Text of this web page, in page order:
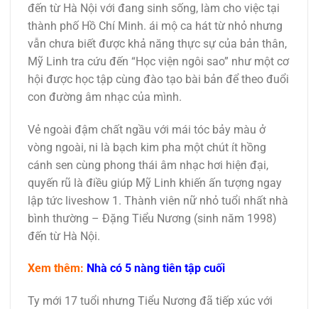
đến từ Hà Nội với đang sinh sống, làm cho việc tại
thành phố Hồ Chí Minh. ái mộ ca hát từ nhỏ nhưng
vẫn chưa biết được khả năng thực sự của bản thân,
Mỹ Linh tra cứu đến “Học viện ngôi sao” như một cơ
hội được học tập cùng đào tạo bài bản để theo đuổi
con đường âm nhạc của mình.
Vẻ ngoài đậm chất ngầu với mái tóc bảy màu ở
vòng ngoài, ni là bạch kim pha một chút ít hồng
cánh sen cùng phong thái âm nhạc hơi hiện đại,
quyến rũ là điều giúp Mỹ Linh khiến ấn tượng ngay
lập tức liveshow 1. Thành viên nữ nhỏ tuổi nhất nhà
bình thường – Đặng Tiểu Nương (sinh năm 1998)
đến từ Hà Nội.
Xem thêm: Nhà có 5 nàng tiên tập cuối
Ty mới 17 tuổi nhưng Tiểu Nương đã tiếp xúc với